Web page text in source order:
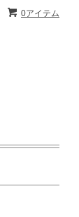
0アイテム